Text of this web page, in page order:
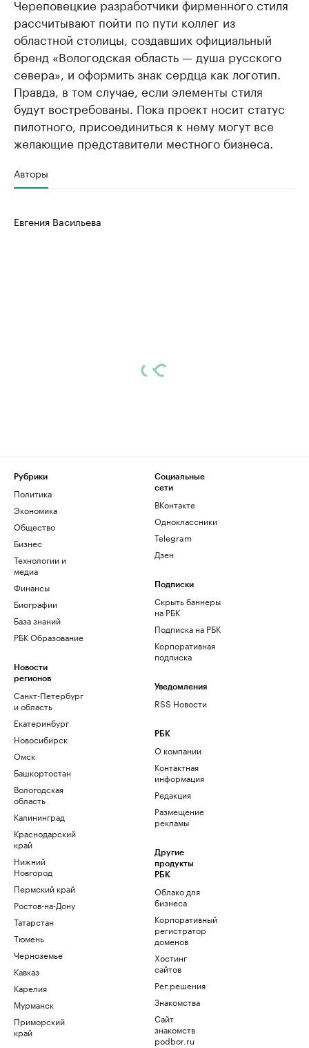
Череповецкие разработчики фирменного стиля
рассчитывают пойти по пути коллег из
областной столицы, создавших официальный
бренд «Вологодская область — душа русского
севера», и оформить знак сердца как логотип.
Правда, в том случае, если элементы стиля
будут востребованы. Пока проект носит статус
пилотного, присоединиться к нему могут все
желающие представители местного бизнеса.
Авторы
Евгения Васильева
Рубрики
Политика
Экономика
Общество
Бизнес
Технологии и
медиа
Финансы
Биографии
База знаний
РБК Образование
Новости
регионов
Санкт-Петербург
и область
Екатеринбург
Новосибирск
Омск
Башкортостан
Вологодская
область
Калининград
Краснодарский
край
Нижний
Новгород
Пермский край
Ростов-на-Дону
Татарстан
Тюмень
Черноземье
Кавказ
Карелия
Мурманск
Приморский
край
Социальные
сети
ВКонтакте
Одноклассники
Telegram
Дзен
Подписки
Скрыть баннеры
на РБК
Подписка на РБК
Корпоративная
подписка
Уведомления
RSS Новости
РБК
О компании
Контактная
информация
Редакция
Размещение
рекламы
Другие
продукты
РБК
Облако для
бизнеса
Корпоративный
регистратор
доменов
Хостинг
сайтов
Рег.решения
Знакомства
Сайт
знакомств
podbor.ru